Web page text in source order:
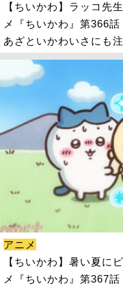
【ちいかわ】ラッコ先
メ『ちいかわ』第366
あざといかわいさにも
アニメ
【ちいかわ】暑い夏に
メ『ちいかわ』第367